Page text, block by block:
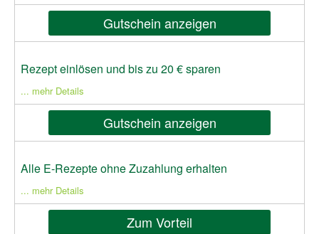
Gutschein anzeigen
Rezept einlösen und bis zu 20 € sparen
... mehr Details
Gutschein anzeigen
Alle E-Rezepte ohne Zuzahlung erhalten
... mehr Details
Zum Vorteil